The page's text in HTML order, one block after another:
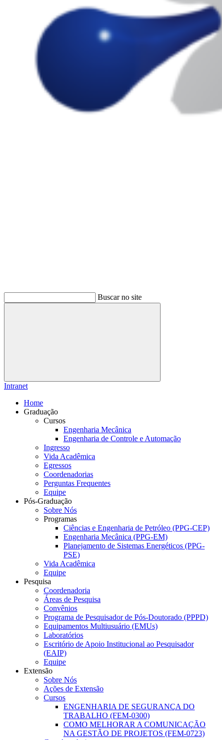
Buscar no site
Buscar
Intranet
Home
Graduação
Cursos
Engenharia Mecânica
Engenharia de Controle e Automação
Ingresso
Vida Acadêmica
Egressos
Coordenadorias
Perguntas Frequentes
Equipe
Pós-Graduação
Sobre Nós
Programas
Ciências e Engenharia de Petróleo (PPG-CEP)
Engenharia Mecânica (PPG-EM)
Planejamento de Sistemas Energéticos (PPG-
PSE)
Vida Acadêmica
Equipe
Pesquisa
Coordenadoria
Áreas de Pesquisa
Convênios
Programa de Pesquisador de Pós-Doutorado (PPPD)
Equipamentos Multiusuário (EMUs)
Laboratórios
Escritório de Apoio Institucional ao Pesquisador
(EAIP)
Equipe
Extensão
Sobre Nós
Ações de Extensão
Cursos
ENGENHARIA DE SEGURANÇA DO
TRABALHO (FEM-0300)
COMO MELHORAR A COMUNICAÇÃO
NA GESTÃO DE PROJETOS (FEM-0723)